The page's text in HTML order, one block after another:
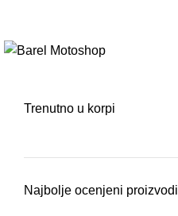
Trenutno u korpi
Najbolje ocenjeni proizvodi